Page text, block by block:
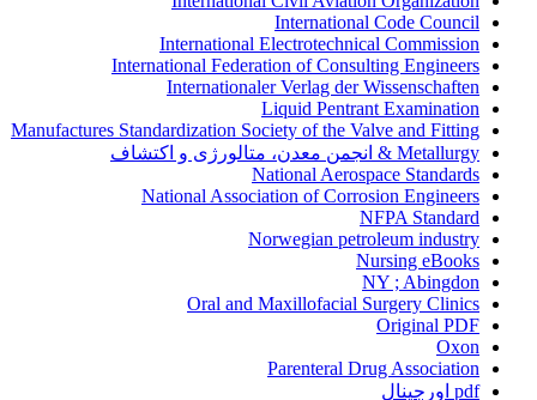
International Code Council
International Electrotechnical Commission
International Federation of Consulting Engineers
Internationaler Verlag der Wissenschaften
Liquid Pentrant Examination
Manufactures Standardization Society of the Valve and Fitting
Metallurgy & انجمن معدن، متالورژی و اکتشاف
National Aerospace Standards
National Association of Corrosion Engineers
NFPA Standard
Norwegian petroleum industry
Nursing eBooks
NY ; Abingdon
Oral and Maxillofacial Surgery Clinics
Original PDF
Oxon
Parenteral Drug Association
pdf اورجینال